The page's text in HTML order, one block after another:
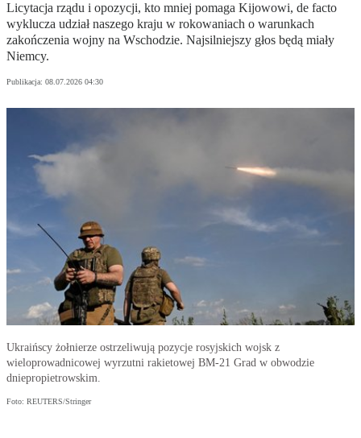
Licytacja rządu i opozycji, kto mniej pomaga Kijowowi, de facto
wyklucza udział naszego kraju w rokowaniach o warunkach
zakończenia wojny na Wschodzie. Najsilniejszy głos będą miały
Niemcy.
Publikacja: 08.07.2026 04:30
Ukraińscy żołnierze ostrzeliwują pozycje rosyjskich wojsk z
wieloprowadnicowej wyrzutni rakietowej BM-21 Grad w obwodzie
dniepropietrowskim.
Foto: REUTERS/Stringer